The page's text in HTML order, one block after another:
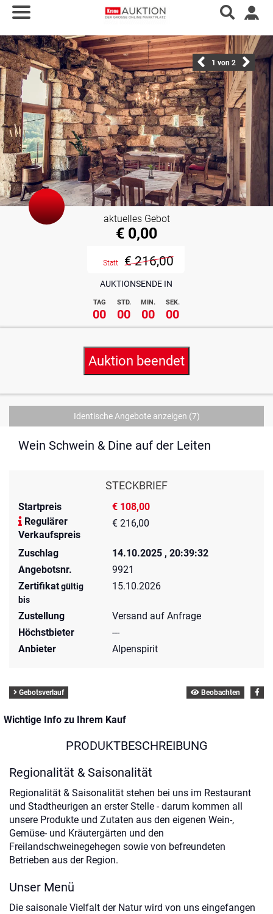
1 von 2
AUKTIONSENDE IN
TAG STD. MIN. SEK.
00 00 00 00
aktuelles Gebot
€ 0,00
Statt € 216,00
Auktion beendet
Identische Angebote anzeigen (7)
Wein Schwein & Dine auf der Leiten
STECKBRIEF
Startpreis
€ 108,00
Regulärer
Verkaufspreis
€ 216,00
Zuschlag
14.10.2025 , 20:39:32
Angebotsnr.
9921
Zertifikatgültig
bis
15.10.2026
Zustellung
Versand auf Anfrage
Höchstbieter
---
Anbieter
Alpenspirit
Gebotsverlauf Beobachten
Wichtige Info zu Ihrem Kauf
PRODUKTBESCHREIBUNG
Regionalität & Saisonalität
Regionalität & Saisonalität stehen bei uns im Restaurant
und Stadtheurigen an erster Stelle - darum kommen all
unsere Produkte und Zutaten aus den eigenen Wein-,
Gemüse- und Kräutergärten und den
Freilandschweinegehegen sowie von befreundeten
Betrieben aus der Region.
Unser Menü
Die saisonale Vielfalt der Natur wird von uns eingefangen